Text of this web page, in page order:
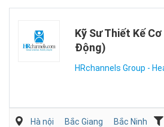
Kỹ Sư Thiết Kế
Động)
HRchannels Group -
Hà nội Bắc Giang Bắc Ninh